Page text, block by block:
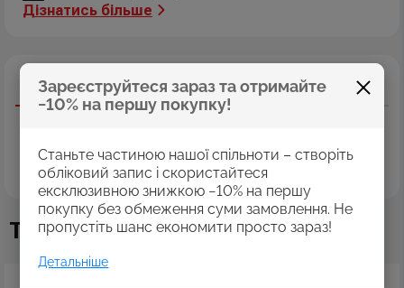
Зареєструйтеся зараз та отримайте
−10% на першу покупку!
Станьте частиною нашої спільноти – створіть
обліковий запис і скористайтеся
ексклюзивною знижкою −10% на першу
покупку без обмеження суми замовлення. Не
пропустіть шанс економити просто зараз!
Детальніше
Опис Характеристики Відгуки
Зошит загальний на скобі Kite має 48 аркуші, представлений
паперу, розлініяні в клітинку. Виріб представлено в ущільненій
кольоровій обкладинці в 5 дизайнах. Ефект на обкладинці:
УФ лак покриття.
Дізнатись більше
Також купують